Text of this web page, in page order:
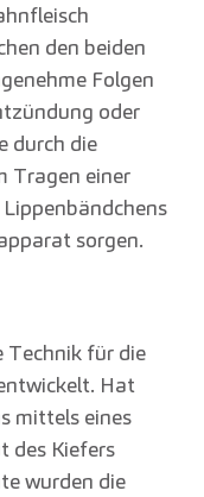
den beiden
Folgen
oder
durch die
Tragen einer
sorgen.
Technik für die
Hat
mittels eines
des Kiefers
wurden die